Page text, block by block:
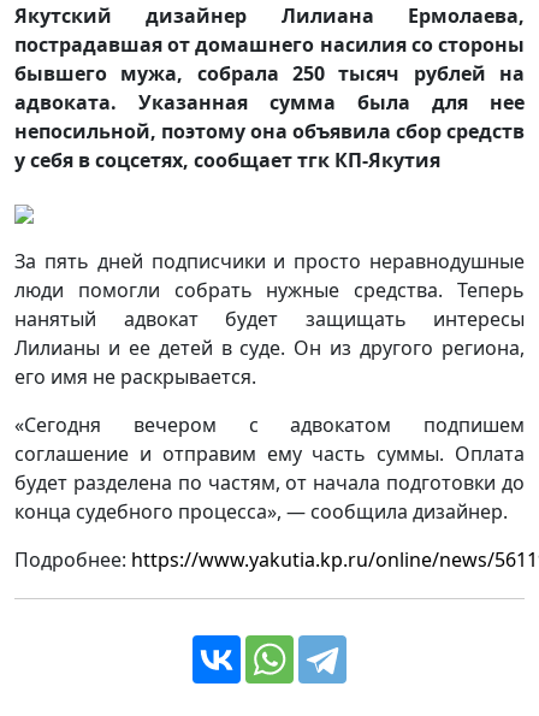
Якутский дизайнер Лилиана Ермолаева,
пострадавшая от домашнего насилия со стороны
бывшего мужа, собрала 250 тысяч рублей на
адвоката. Указанная сумма была для нее
непосильной, поэтому она объявила сбор средств
у себя в соцсетях, сообщает тгк КП-Якутия
За пять дней подписчики и просто неравнодушные
люди помогли собрать нужные средства. Теперь
нанятый адвокат будет защищать интересы
Лилианы и ее детей в суде. Он из другого региона,
его имя не раскрывается.
«Сегодня вечером с адвокатом подпишем
соглашение и отправим ему часть суммы. Оплата
будет разделена по частям, от начала подготовки до
конца судебного процесса», — сообщила дизайнер.
Подробнее: https://www.yakutia.kp.ru/online/news/